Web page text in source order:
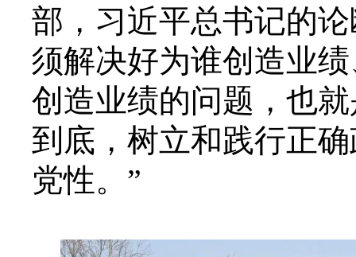
部，习近平总书记的
须解决好为谁创造业
创造业绩的问题，也
到底，树立和践行正
党性。”